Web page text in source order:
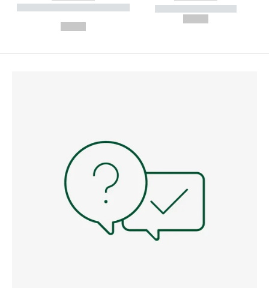
----------- ----------- --------
----------- -----------